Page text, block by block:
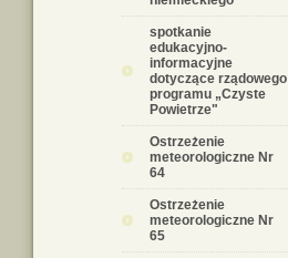
spotkanie
edukacyjno-
informacyjne
dotyczące rządowego
programu „Czyste
Powietrze"
Ostrzeżenie
meteorologiczne Nr
64
Ostrzeżenie
meteorologiczne Nr
65